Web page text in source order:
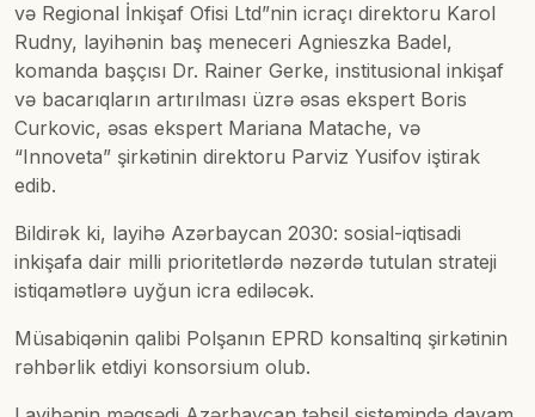
və Regional İnkişaf Ofisi Ltd”nin icraçı direktoru Karol
Rudny, layihənin baş meneceri Agnieszka Badel,
komanda başçısı Dr. Rainer Gerke, institusional inkişaf
və bacarıqların artırılması üzrə əsas ekspert Boris
Curkovic, əsas ekspert Mariana Matache, və
“Innoveta” şirkətinin direktoru Parviz Yusifov iştirak
edib.
Bildirək ki, layihə Azərbaycan 2030: sosial-iqtisadi
inkişafa dair milli prioritetlərdə nəzərdə tutulan strateji
istiqamətlərə uyğun icra ediləcək.
Müsabiqənin qalibi Polşanın EPRD konsaltinq şirkətinin
rəhbərlik etdiyi konsorsium olub.